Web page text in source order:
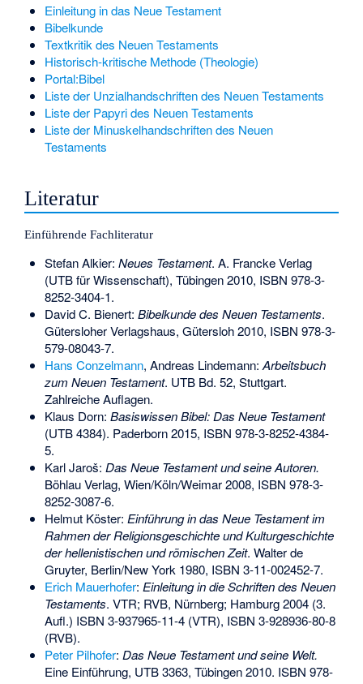
Einleitung in das Neue Testament
Bibelkunde
Textkritik des Neuen Testaments
Historisch-kritische Methode (Theologie)
Portal:Bibel
Liste der Unzialhandschriften des Neuen Testaments
Liste der Papyri des Neuen Testaments
Liste der Minuskelhandschriften des Neuen
Testaments
Literatur
Einführende Fachliteratur
Stefan Alkier: Neues Testament. A. Francke Verlag
(UTB für Wissenschaft), Tübingen 2010, ISBN 978-3-
8252-3404-1.
David C. Bienert: Bibelkunde des Neuen Testaments.
Gütersloher Verlagshaus, Gütersloh 2010, ISBN 978-3-
579-08043-7.
Hans Conzelmann, Andreas Lindemann: Arbeitsbuch
zum Neuen Testament. UTB Bd. 52, Stuttgart.
Zahlreiche Auflagen.
Klaus Dorn: Basiswissen Bibel: Das Neue Testament
(UTB 4384). Paderborn 2015, ISBN 978-3-8252-4384-
5.
Karl Jaroš: Das Neue Testament und seine Autoren.
Böhlau Verlag, Wien/Köln/Weimar 2008, ISBN 978-3-
8252-3087-6.
Helmut Köster: Einführung in das Neue Testament im
Rahmen der Religionsgeschichte und Kulturgeschichte
der hellenistischen und römischen Zeit. Walter de
Gruyter, Berlin/New York 1980, ISBN 3-11-002452-7.
Erich Mauerhofer: Einleitung in die Schriften des Neuen
Testaments. VTR; RVB, Nürnberg; Hamburg 2004 (3.
Aufl.) ISBN 3-937965-11-4(VTR), ISBN 3-928936-80-8
(RVB).
Peter Pilhofer: Das Neue Testament und seine Welt.
Eine Einführung, UTB 3363, Tübingen 2010. ISBN 978-